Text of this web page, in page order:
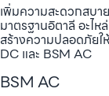
เพิ่มความสะดวกสบา
มาตรฐานอิตาลี อะไห
สร้างความปลอดภัยใ
DC และ BSM AC
BSM AC